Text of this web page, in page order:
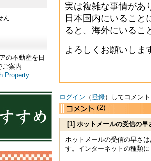
ん
の不動産を日
ご案内
Property
実は複雑な事情があ
日本国内にいること
ると、海外にいるこ
よろしくお願いしま
ログイン （登録）してコメン
(2)
[1] ホットメールの受信の
す、５秒
ホットメールの受信の早さ
す。インターネットの種類